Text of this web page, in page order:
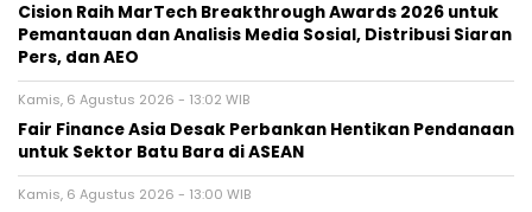
Cision Raih MarTech Breakthrough Awards 2026 untuk
Pemantauan dan Analisis Media Sosial, Distribusi Siaran
Pers, dan AEO
Kamis, 6 Agustus 2026 - 13:02 WIB
Fair Finance Asia Desak Perbankan Hentikan Pendanaan
untuk Sektor Batu Bara di ASEAN
Kamis, 6 Agustus 2026 - 13:00 WIB